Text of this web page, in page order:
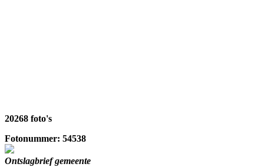
20268 foto's
Fotonummer: 54538
Ontslagbrief gemeente